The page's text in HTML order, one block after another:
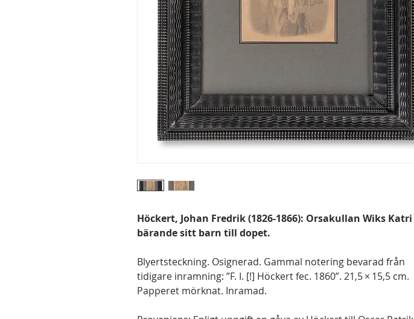
Höckert, Johan Fredrik (1826-1866): Orsakullan Wiks Katri
bärande sitt barn till dopet.
Blyertsteckning. Osignerad. Gammal notering bevarad från
tidigare inramning: ”F. I. [!] Höckert fec. 1860”. 21,5 × 15,5 cm.
Papperet mörknat. Inramad.